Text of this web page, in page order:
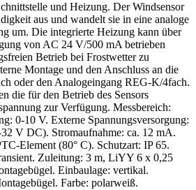
und Heizung. Der Windsensor
aus und wandelt sie in eine analoge
um. Die integrierte Heizung kann über
von AC 24 V/500 mA betrieben
Betrieb bei Frostwetter zu
Montage und den Anschluss an die
oder den Analogeingang REG-K/4fach.
die für den Betrieb des Sensors
zur Verfügung. Messbereich:
0-10 V. Externe Spannungsversorgung:
V DC). Stromaufnahme: ca. 12 mA.
Element (80° C). Schutzart: IP 65.
Zuleitung: 3 m, LiYY 6 x 0,25
Einbaulage: vertikal.
Farbe: polarweiß.